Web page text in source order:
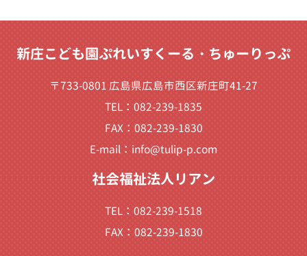
新庄こども園ぷれいすくーる・ちゅーりっぷ
〒733-0801 広島県広島市西区新庄町41-27
TEL：082-239-1835
FAX：082-239-1830
E-mail： info@tulip-p.com
社会福祉法人リアン
TEL：082-239-1518
FAX：082-239-1830